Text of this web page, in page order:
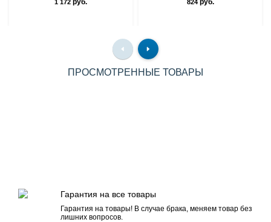
1 172 руб. 824руб.
ПРОСМОТРЕННЫЕ ТОВАРЫ
Гарантия на все товары
Гарантия на товары! В случае брака, меняем товар без
лишних вопросов.